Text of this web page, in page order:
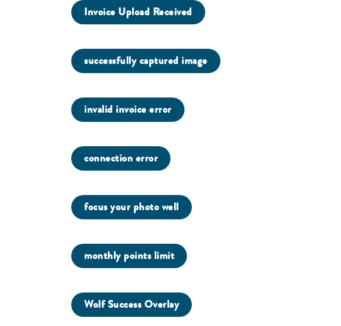
Invoice Upload Received
successfully captured image
invalid invoice error
connection error
focus your photo well
monthly points limit
Wolf Success Overlay